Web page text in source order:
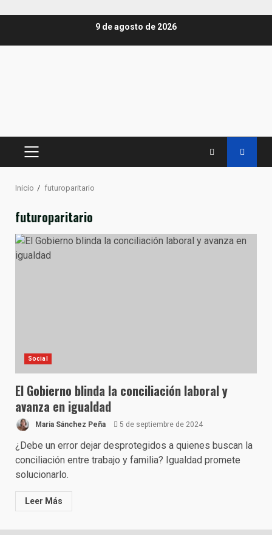
9 de agosto de 2026
MENÚ
Inicio futuroparitario
futuroparitario
Social
El Gobierno blinda la conciliación laboral y
avanza en igualdad
Maria Sánchez Peña 5 de septiembre de 2024
¿Debe un error dejar desprotegidos a quienes buscan la
conciliación entre trabajo y familia? Igualdad promete
solucionarlo.
Leer Más